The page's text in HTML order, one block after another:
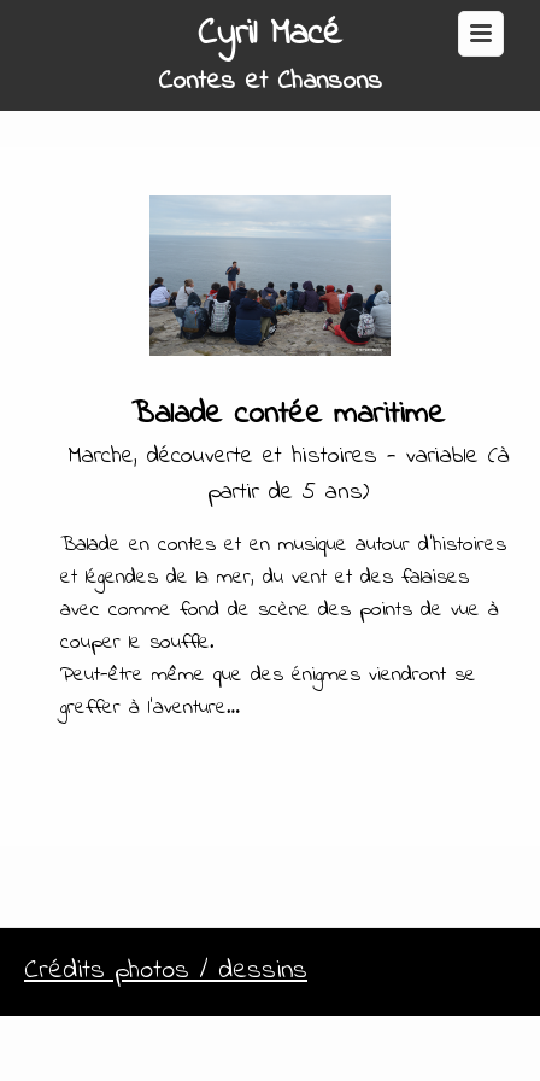
Cyril Macé
Contes et Chansons
Balade contée maritime
Marche, découverte et histoires - variable (à
partir de 5 ans)
Balade en contes et en musique autour d’histoires
et légendes de la mer, du vent et des falaises
avec comme fond de scène des points de vue à
couper le souffle.
Peut-être même que des énigmes viendront se
greffer à l’aventure…
Crédits photos / dessins